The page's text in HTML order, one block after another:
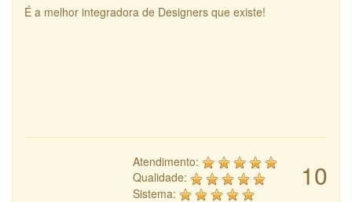
É a melhor integradora de Designers que existe!
10
Atendimento:
Qualidade:
Sistema: